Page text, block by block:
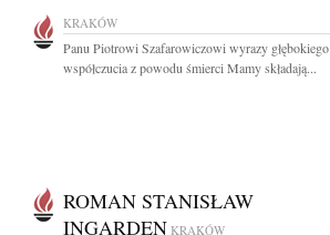
KRAKÓW
Panu Piotrowi Szafarowiczowi wyrazy głębokiego
współczucia z powodu śmierci Mamy składają...
ROMAN STANISŁAW
INGARDEN KRAKÓW